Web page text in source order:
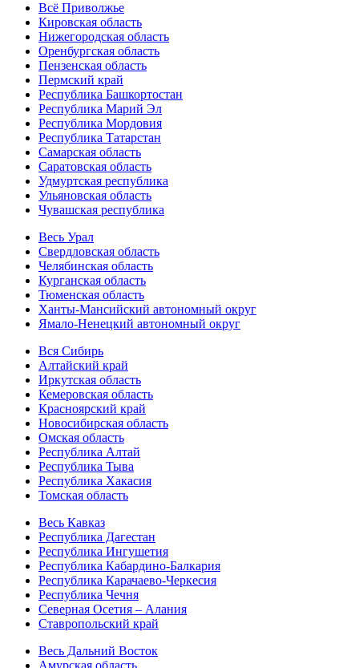
Всё Приволжье
Кировская область
Нижегородская область
Оренбургская область
Пензенская область
Пермский край
Республика Башкортостан
Республика Марий Эл
Республика Мордовия
Республика Татарстан
Самарская область
Саратовская область
Удмуртская республика
Ульяновская область
Чувашская республика
Весь Урал
Свердловская область
Челябинская область
Курганская область
Тюменская область
Ханты-Мансийский автономный округ
Ямало-Ненецкий автономный округ
Вся Сибирь
Алтайский край
Иркутская область
Кемеровская область
Красноярский край
Новосибирская область
Омская область
Республика Алтай
Республика Тыва
Республика Хакасия
Томская область
Весь Кавказ
Республика Дагестан
Республика Ингушетия
Республика Кабардино-Балкария
Республика Карачаево-Черкесия
Республика Чечня
Северная Осетия – Алания
Ставропольский край
Весь Дальний Восток
Амурская область